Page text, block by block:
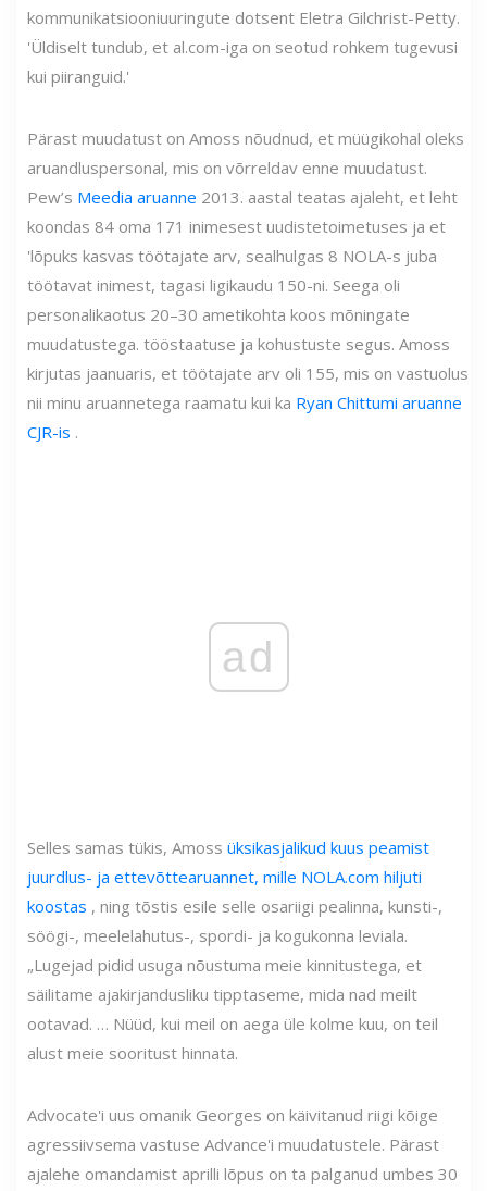
kommunikatsiooniuuringute dotsent Eletra Gilchrist-Petty.
'Üldiselt tundub, et al.com-iga on seotud rohkem tugevusi
kui piiranguid.'
Pärast muudatust on Amoss nõudnud, et müügikohal oleks
aruandluspersonal, mis on võrreldav enne muudatust.
Pew’s Meedia aruanne 2013. aastal teatas ajaleht, et leht
koondas 84 oma 171 inimesest uudistetoimetuses ja et
'lõpuks kasvas töötajate arv, sealhulgas 8 NOLA-s juba
töötavat inimest, tagasi ligikaudu 150-ni. Seega oli
personalikaotus 20–30 ametikohta koos mõningate
muudatustega. tööstaatuse ja kohustuste segus. Amoss
kirjutas jaanuaris, et töötajate arv oli 155, mis on vastuolus
nii minu aruannetega raamatu kui ka Ryan Chittumi aruanne
CJR-is .
ad
Selles samas tükis, Amoss üksikasjalikud kuus peamist
juurdlus- ja ettevõttearuannet, mille NOLA.com hiljuti
koostas , ning tõstis esile selle osariigi pealinna, kunsti-,
söögi-, meelelahutus-, spordi- ja kogukonna leviala.
„Lugejad pidid usuga nõustuma meie kinnitustega, et
säilitame ajakirjandusliku tipptaseme, mida nad meilt
ootavad. … Nüüd, kui meil on aega üle kolme kuu, on teil
alust meie sooritust hinnata.
Advocate'i uus omanik Georges on käivitanud riigi kõige
agressiivsema vastuse Advance'i muudatustele. Pärast
ajalehe omandamist aprilli lõpus on ta palganud umbes 30